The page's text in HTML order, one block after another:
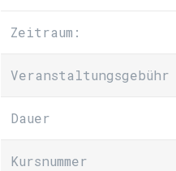
Zeitraum:
Veranstaltungsgebühr
Dauer
Kursnummer